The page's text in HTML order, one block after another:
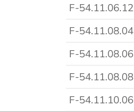
F-54.11.06.12
F-54.11.08.04
F-54.11.08.06
F-54.11.08.08
F-54.11.10.06